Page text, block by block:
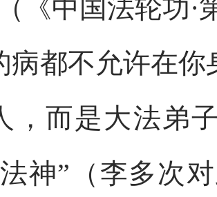
《中国法轮功·
病都不允许在
，而是大法弟
神”（李多次